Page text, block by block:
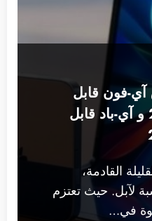
آي-فون قابل
للطي في 2027 و آي-باد قابل
القادمة،
لآبل. حيث تعتزم
في…